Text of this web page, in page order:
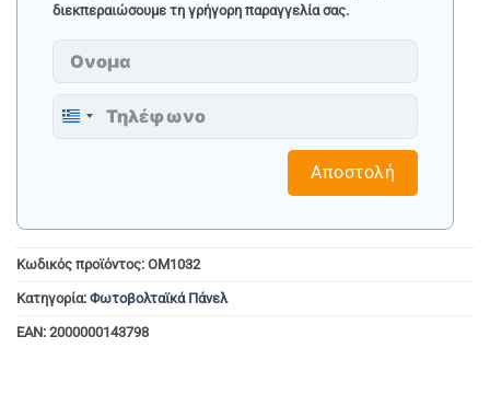
διεκπεραιώσουμε τη γρήγορη παραγγελία σας.
Greece
Αποστολή
Κωδικός προϊόντος: OM1032
Κατηγορία: Φωτοβολταϊκά Πάνελ
EAN: 2000000143798